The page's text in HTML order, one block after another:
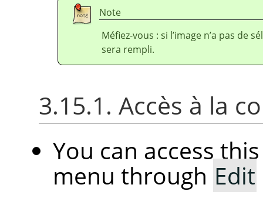
Note
Méfiez-vous : si l’image n’a pas de
sera rempli.
3.15.1. Accès à la
You can access
menu through Edit